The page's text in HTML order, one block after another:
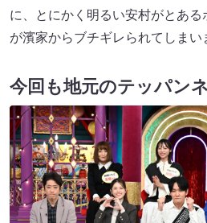
に、とにかく明るい安村がとある
が濱家からブチギレられてしまい
今回も地元のテッパン